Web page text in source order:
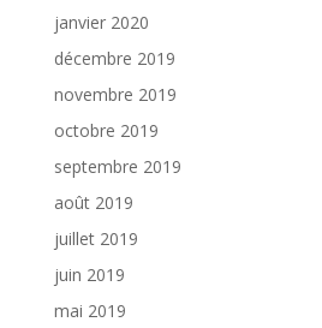
janvier 2020
décembre 2019
novembre 2019
octobre 2019
septembre 2019
août 2019
juillet 2019
juin 2019
mai 2019